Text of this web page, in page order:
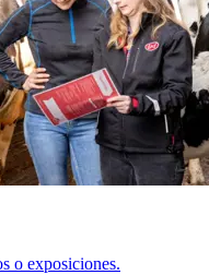
o exposiciones.